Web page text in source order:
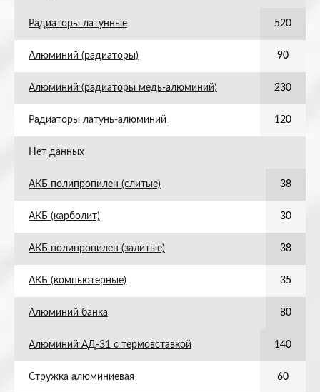
Радиаторы латунные 520
Алюминий (радиаторы) 90
Алюминий (радиаторы медь-алюминий) 230
Радиаторы латунь-алюминий 120
Нет данных
АКБ полипропилен (слитые) 38
АКБ (карболит) 30
АКБ полипропилен (залитые) 38
АКБ (компьютерные) 35
Алюминий банка 80
Алюминий АД-31 с термовставкой 140
Стружка алюминиевая 60